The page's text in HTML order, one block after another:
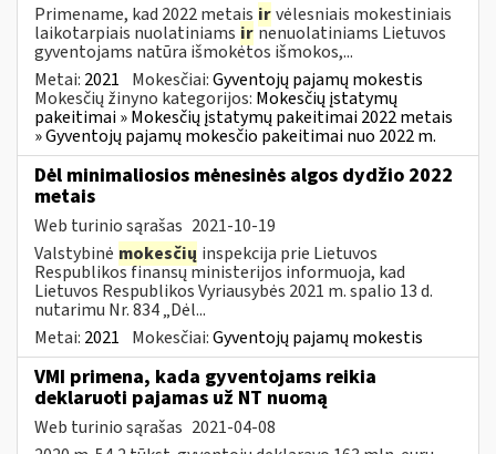
Primename, kad 2022 metais irvėlesniais mokestiniais
laikotarpiais nuolatiniams irnenuolatiniams Lietuvos
gyventojams natūra išmokėtos išmokos,...
Metai: 2021 Mokesčiai:Gyventojų pajamų mokestis
Mokesčių žinyno kategorijos: Mokesčių įstatymų
pakeitimai » Mokesčių įstatymų pakeitimai 2022 metais
» Gyventojų pajamų mokesčio pakeitimai nuo 2022 m.
Dėl minimaliosios mėnesinės algos dydžio 2022
metais
Web turinio sąrašas 2021-10-19
Valstybinė mokesčių inspekcija prie Lietuvos
Respublikos finansų ministerijos informuoja, kad
Lietuvos Respublikos Vyriausybės 2021 m. spalio 13 d.
nutarimu Nr. 834 „Dėl...
Metai: 2021 Mokesčiai:Gyventojų pajamų mokestis
VMI primena, kada gyventojams reikia
deklaruoti pajamas už NT nuomą
Web turinio sąrašas 2021-04-08